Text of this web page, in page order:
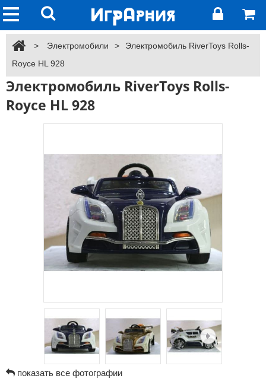
> Электромобили >
Электромобиль RiverToys Rolls-
Royce HL 928
Электромобиль RiverToys Rolls-
Royce HL 928
показать все фотографии